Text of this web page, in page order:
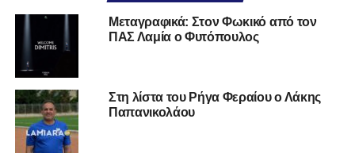
Μεταγραφικά: Στον Φωκικό από τον
ΠΑΣ Λαμία ο Φυτόπουλος
Στη λίστα του Ρήγα Φεραίου ο Λάκης
Παπανικολάου